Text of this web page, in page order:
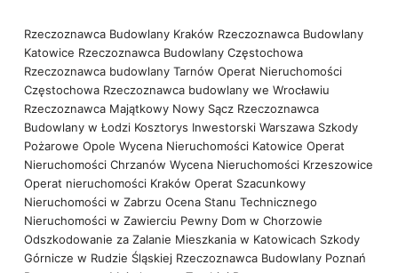
Rzeczoznawca Budowlany Kraków Rzeczoznawca Budowlany
Katowice Rzeczoznawca Budowlany Częstochowa
Rzeczoznawca budowlany Tarnów Operat Nieruchomości
Częstochowa Rzeczoznawca budowlany we Wrocławiu
Rzeczoznawca Majątkowy Nowy Sącz Rzeczoznawca
Budowlany w Łodzi Kosztorys Inwestorski Warszawa Szkody
Pożarowe Opole Wycena Nieruchomości Katowice Operat
Nieruchomości Chrzanów Wycena Nieruchomości Krzeszowice
Operat nieruchomości Kraków Operat Szacunkowy
Nieruchomości w Zabrzu Ocena Stanu Technicznego
Nieruchomości w Zawierciu Pewny Dom w Chorzowie
Odszkodowanie za Zalanie Mieszkania w Katowicach Szkody
Górnicze w Rudzie Śląskiej Rzeczoznawca Budowlany Poznań